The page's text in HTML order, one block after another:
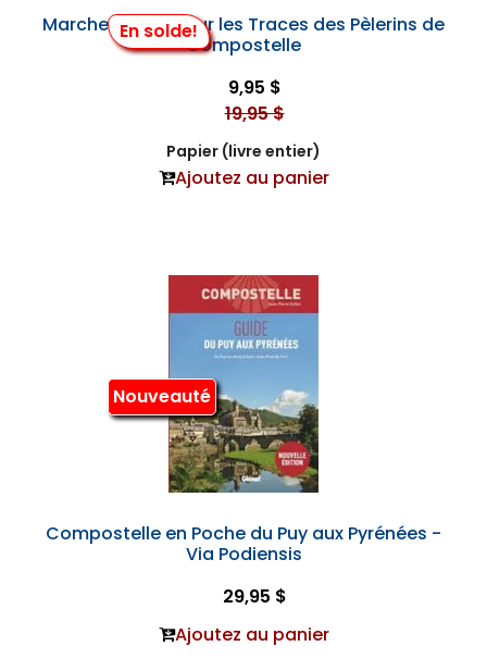
En solde!
Marcher à Paris, sur les Traces des Pèlerins de
Compostelle
9,95 $
19,95 $
Papier (livre entier)
Ajoutez au panier
Nouveauté
Compostelle en Poche du Puy aux Pyrénées -
Via Podiensis
29,95 $
Ajoutez au panier